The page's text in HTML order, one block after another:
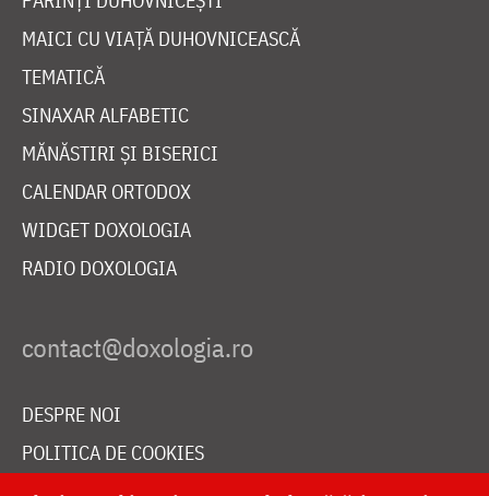
MAICI CU VIAȚĂ DUHOVNICEASCĂ
TEMATICĂ
SINAXAR ALFABETIC
MĂNĂSTIRI ȘI BISERICI
CALENDAR ORTODOX
WIDGET DOXOLOGIA
RADIO DOXOLOGIA
DESPRE NOI
POLITICA DE COOKIES